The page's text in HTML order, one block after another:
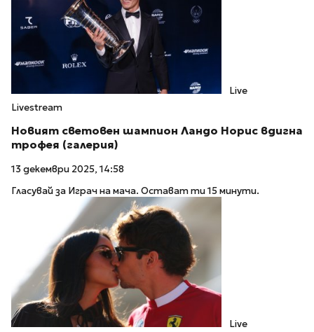
Live
Livestream
Новият световен шампион Ландо Норис вдигна
трофея (галерия)
13 декември 2025, 14:58
Гласувай за Играч на мача. Остават ти 15 минути.
Live